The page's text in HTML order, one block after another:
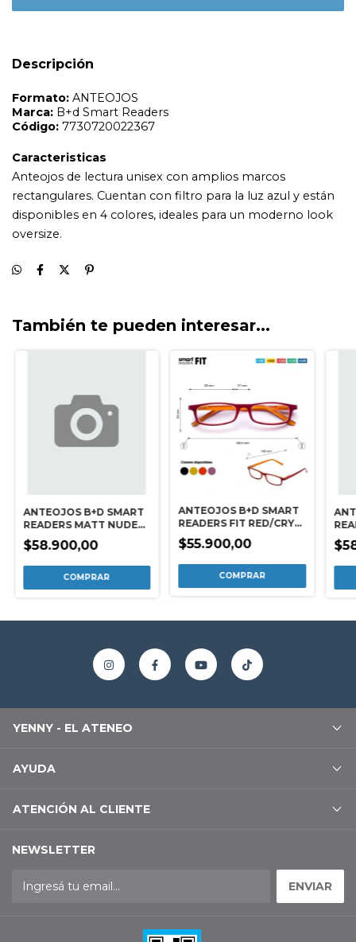
Descripción
Anteojos de lectura unisex con amplios marcos
También te pueden interesar...
ANTEOJOS B+D SMART
READERS MATT NUDE
+1.50
$58.900,00
ANTEOJOS B+D SMART
READERS FIT RED/CRY
ORANGE +1.00
$55.900,00
YENNY - EL ATENEO
AYUDA
ATENCIÓN AL CLIENTE
NEWSLETTER